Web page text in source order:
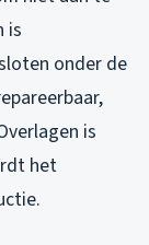
is
onder de
is
het